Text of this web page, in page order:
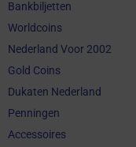
Bankbiljetten
Worldcoins
Nederland Voor 2002
Gold Coins
Dukaten Nederland
Penningen
Accessoires